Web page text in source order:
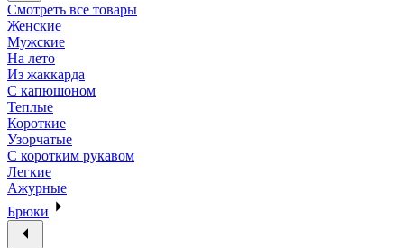
Смотреть все товары
Женские
Мужские
На лето
Из жаккарда
С капюшоном
Теплые
Короткие
Узорчатые
С коротким рукавом
Легкие
Ажурные
Брюки